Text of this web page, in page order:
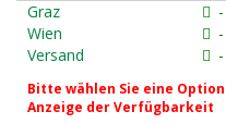
Graz
-
Wien
-
Versand
-
Bitte wählen Sie eine
Anzeige der Verfügbarkeit